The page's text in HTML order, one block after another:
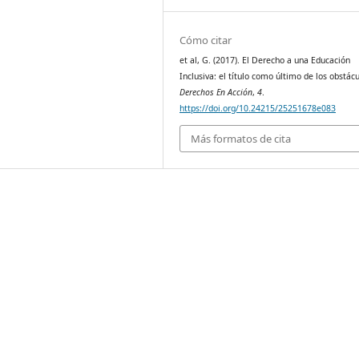
Cómo citar
et al, G. (2017). El Derecho a una Educación
Inclusiva: el título como último de los
Derechos En Acción,4.
https://doi.org/10.24215/25251678e083
Más formatos de cita